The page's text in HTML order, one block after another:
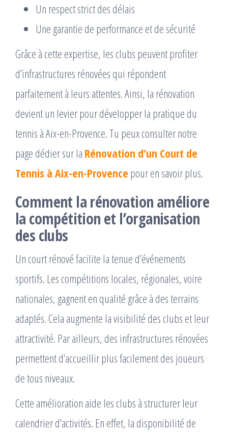
Un respect strict des délais
Une garantie de performance et de sécurité
Grâce à cette expertise, les clubs peuvent profiter
d’infrastructures rénovées qui répondent
parfaitement à leurs attentes. Ainsi, la rénovation
devient un levier pour développer la pratique du
tennis à Aix-en-Provence. Tu peux consulter notre
page dédier sur la Rénovation d’un Court de
Tennis à Aix-en-Provence pour en savoir plus.
Comment la rénovation améliore
la compétition et l’organisation
des clubs
Un court rénové facilite la tenue d’événements
sportifs. Les compétitions locales, régionales, voire
nationales, gagnent en qualité grâce à des terrains
adaptés. Cela augmente la visibilité des clubs et leur
attractivité. Par ailleurs, des infrastructures rénovées
permettent d’accueillir plus facilement des joueurs
de tous niveaux.
Cette amélioration aide les clubs à structurer leur
calendrier d’activités. En effet, la disponibilité de